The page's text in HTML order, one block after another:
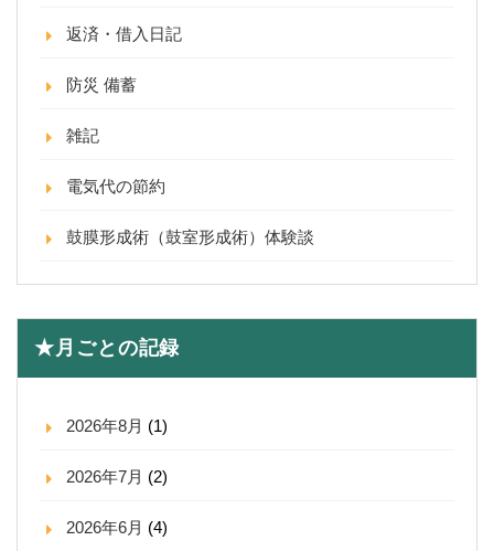
返済・借入日記
防災 備蓄
雑記
電気代の節約
鼓膜形成術（鼓室形成術）体験談
★月ごとの記録
2026年8月 (1)
2026年7月 (2)
2026年6月 (4)